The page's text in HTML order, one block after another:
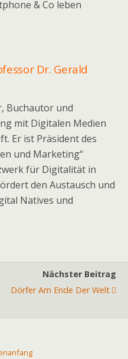
& Co leben
Dr. Gerald
Buchautor und
mit Digitalen Medien
Er ist Präsident des
und Marketing“
für Digitalität in
den Austausch und
Natives und
Nächster Beitrag
Dörfer Am Ende Der Welt